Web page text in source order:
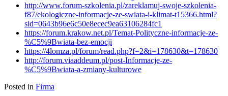
http://www.forum-szkolenia.pl/zareklamuj-swoje-szkolenia-
f87/ekologiczne-informacje-ze-swiata-i-klimat-t15366.html?
sid=0643b96e6c50e8ecec9ea63106284fc1
https://forum.krakow.net.pl/Temat-Polityczne-informacje-ze-
%C5%9Bwiata-bez-emocji
https://4lomza.pl/forum/read.php?f=2&i=178630&t=178630
http://forum.viaaddeum.pl/post-Informacje-ze-
%C5%9Bwiata-a-zmiany-kulturowe
Posted in Firma